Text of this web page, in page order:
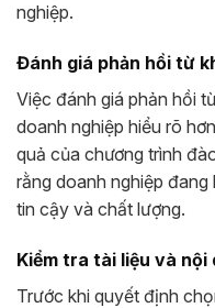
nghiệp.
Đánh giá phản hồi từ
Việc đánh giá phản hồi
doanh nghiệp hiểu rõ
quả của chương trình
rằng doanh nghiệp
tin cậy và chất lượng.
Kiểm tra tài liệu và nội
Trước khi quyết định